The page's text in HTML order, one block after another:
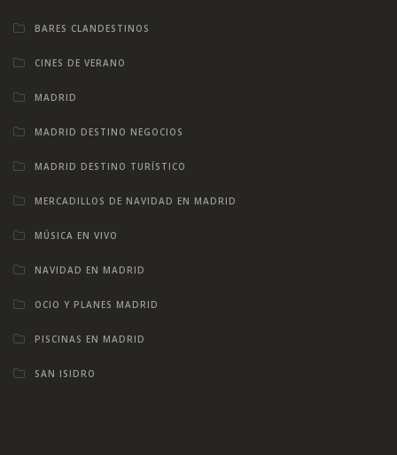
BARES CLANDESTINOS
CINES DE VERANO
MADRID
MADRID DESTINO NEGOCIOS
MADRID DESTINO TURÍSTICO
MERCADILLOS DE NAVIDAD EN MADRID
MÚSICA EN VIVO
NAVIDAD EN MADRID
OCIO Y PLANES MADRID
PISCINAS EN MADRID
SAN ISIDRO